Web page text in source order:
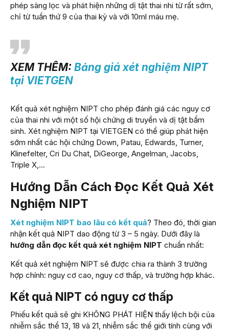
phép sàng lọc và phát hiện những dị tật thai nhi từ rất sớm,
chỉ từ tuần thứ 9 của thai kỳ và với 10ml máu mẹ.
XEM THÊM: Bảng giá xét nghiệm NIPT
tại VIETGEN
Kết quả xét nghiệm NIPT cho phép đánh giá các nguy cơ
của thai nhi với một số hội chứng di truyền và dị tật bẩm
sinh. Xét nghiệm NIPT tại VIETGEN có thể giúp phát hiện
sớm nhất các hội chứng Down, Patau, Edwards, Turner,
Klinefelter, Cri Du Chat, DiGeorge, Angelman, Jacobs,
Triple X,…
Hướng Dẫn Cách Đọc Kết Quả Xét
Nghiệm NIPT
Xét nghiệm NIPT bao lâu có kết quả? Theo đó, thời gian
nhận kết quả NIPT dao động từ 3 – 5 ngày. Dưới đây là
hướng dẫn đọc kết quả xét nghiệm NIPT chuẩn nhất:
Kết quả xét nghiệm NIPT sẽ được chia ra thành 3 trường
hợp chính: nguy cơ cao, nguy cơ thấp, và trường hợp khác.
Kết quả NIPT có nguy cơ thấp
Phiếu kết quả sẽ ghi KHÔNG PHÁT HIỆN thấy lệch bội của
nhiễm sắc thể 13, 18 và 21, nhiễm sắc thể giới tính cùng với